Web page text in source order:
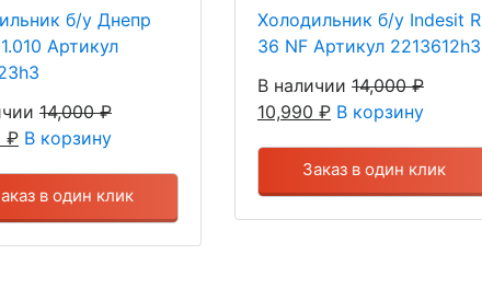
б/у Днепр
Артикул
14,000₽
₽ В корзину
в один клик
Холодильник б/у Indesit R
36 NF Артикул 2213612h3
В наличии 14,000₽
10,990 ₽ В корзину
Заказ в один клик